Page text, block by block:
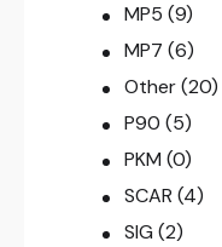
MP5 (9)
MP7 (6)
Other (20)
P90 (5)
PKM (0)
SCAR (4)
SIG (2)